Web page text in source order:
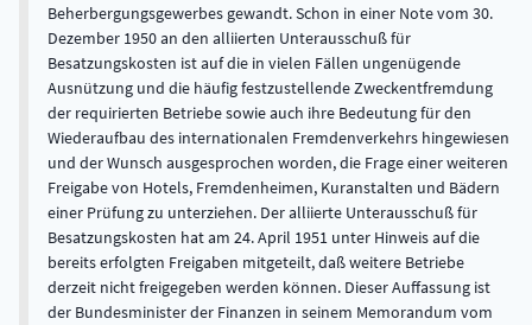
Beherbergungsgewerbes gewandt. Schon in einer Note vom 30.
Dezember 1950 an den alliierten Unterausschuß für
Besatzungskosten ist auf die in vielen Fällen ungenügende
Ausnützung und die häufig festzustellende Zweckentfremdung
der requirierten Betriebe sowie auch ihre Bedeutung für den
Wiederaufbau des internationalen Fremdenverkehrs hingewiesen
und der Wunsch ausgesprochen worden, die Frage einer weiteren
Freigabe von Hotels, Fremdenheimen, Kuranstalten und Bädern
einer Prüfung zu unterziehen. Der alliierte Unterausschuß für
Besatzungskosten hat am 24. April 1951 unter Hinweis auf die
bereits erfolgten Freigaben mitgeteilt, daß weitere Betriebe
derzeit nicht freigegeben werden können. Dieser Auffassung ist
der Bundesminister der Finanzen in seinem Memorandum vom